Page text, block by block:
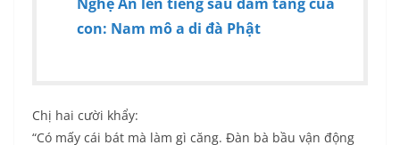
con: Nam mô a di đà Phật
Chị hai cười khẩy:
“Có mấy cái bát mà làm gì căng. Đàn bà bầu vận động